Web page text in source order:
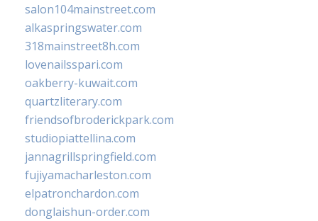
salon104mainstreet.com
alkaspringswater.com
318mainstreet8h.com
lovenailsspari.com
oakberry-kuwait.com
quartzliterary.com
friendsofbroderickpark.com
studiopiattellina.com
jannagrillspringfield.com
fujiyamacharleston.com
elpatronchardon.com
donglaishun-order.com